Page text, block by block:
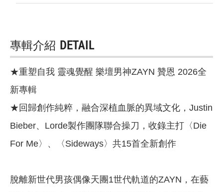
專輯介紹 DETAIL
★重塑自我 靈魂覺醒 樂壇男神ZAYN 贊恩 2026全
新專輯
★回歸創作純粹，融合深植血脈的異域文化，Justin
Bieber、Lorde製作團隊聯合操刀，收錄主打〈Die
For Me〉、〈Sideways〉共15首全新創作
脫離新世代男孩偶像天團1世代軌道的ZAYN，在藝